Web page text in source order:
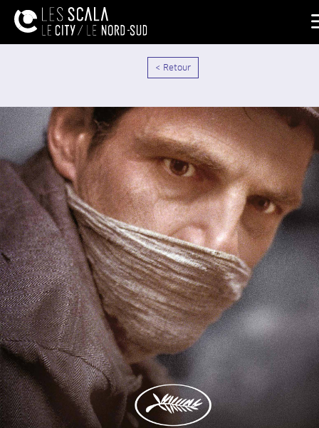
< Retour